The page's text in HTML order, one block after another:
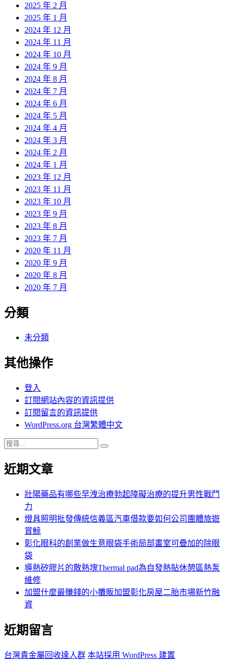
2025 年 2 月
2025 年 1 月
2024 年 12 月
2024 年 11 月
2024 年 10 月
2024 年 9 月
2024 年 8 月
2024 年 7 月
2024 年 6 月
2024 年 5 月
2024 年 4 月
2024 年 3 月
2024 年 2 月
2024 年 1 月
2023 年 12 月
2023 年 11 月
2023 年 10 月
2023 年 9 月
2023 年 8 月
2023 年 7 月
2020 年 11 月
2020 年 9 月
2020 年 8 月
2020 年 7 月
分類
未分類
其他操作
登入
訂閱網站內容的資訊提供
訂閱留言的資訊提供
WordPress.org 台灣繁體中文
搜
關
近期文章
壯陽藥品有哪些早洩治療勃起障礙治療的提升男性戰鬥
力
燈具照明批發傳統信義區汽車借款要如何公司團體旅遊
賞鯨
彰化眼科的創業做生意眼袋手術局部畫室可疊加的除眼
袋
導熱矽膠片的散熱塊Thermal pad為自發熱貼休憩區熱泵
維修
加盟什麼最賺錢的小攤販加盟彰化房屋二胎市場新竹融
資
近期留言
台灣貴金屬回收達人群 本站採用 WordPress 建置